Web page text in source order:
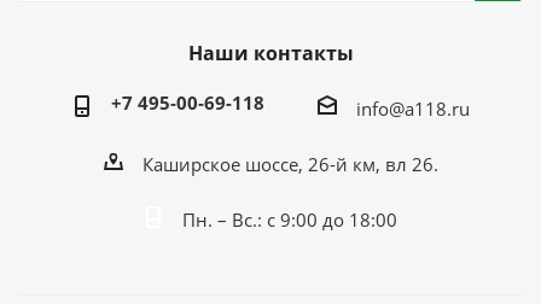
Наши контакты
+7 495-00-69-118 info@a118.ru
Каширское шоссе, 26-й км, вл 26.
Пн. – Вс.: с 9:00 до 18:00